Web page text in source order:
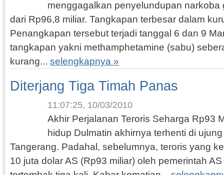
menggagalkan penyelundupan narkoba
dari Rp96,8 miliar. Tangkapan terbesar dalam
Penangkapan tersebut terjadi tanggal 6 dan 9
tangkapan yakni methamphetamine (sabu)
kurang... selengkapnya »
Diterjang Tiga Timah Panas
11:07:25, 10/03/2010
Akhir Perjalanan Teroris Seharga Rp93
hidup Dulmatin akhirnya terhenti di
Tangerang. Padahal, sebelumnya, teroris yang
10 juta dolar AS (Rp93 miliar) oleh pemerintah